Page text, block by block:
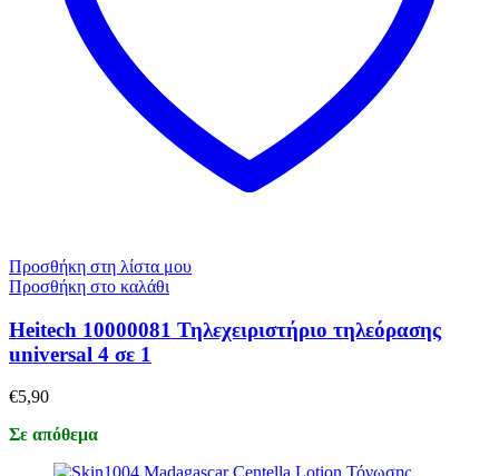
Προσθήκη στη λίστα μου
Προσθήκη στο καλάθι
Heitech 10000081 Τηλεχειριστήριο τηλεόρασης
universal 4 σε 1
€5,90
Σε απόθεμα